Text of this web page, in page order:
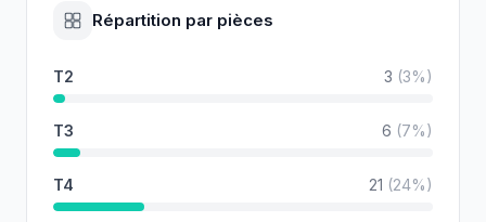
Répartition par pièces
T2 3 (3%)
T3 6 (7%)
T4 21 (24%)